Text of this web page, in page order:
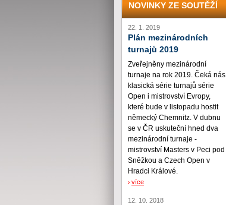
NOVINKY ZE SOUTĚŽÍ
22. 1. 2019
Plán mezinárodních
turnajů 2019
Zveřejněny mezinárodní
turnaje na rok 2019. Čeká nás
klasická série turnajů série
Open i mistrovství Evropy,
které bude v listopadu hostit
německý Chemnitz. V dubnu
se v ČR uskuteční hned dva
mezinárodní turnaje -
mistrovství Masters v Peci pod
Sněžkou a Czech Open v
Hradci Králové.
více
12. 10. 2018